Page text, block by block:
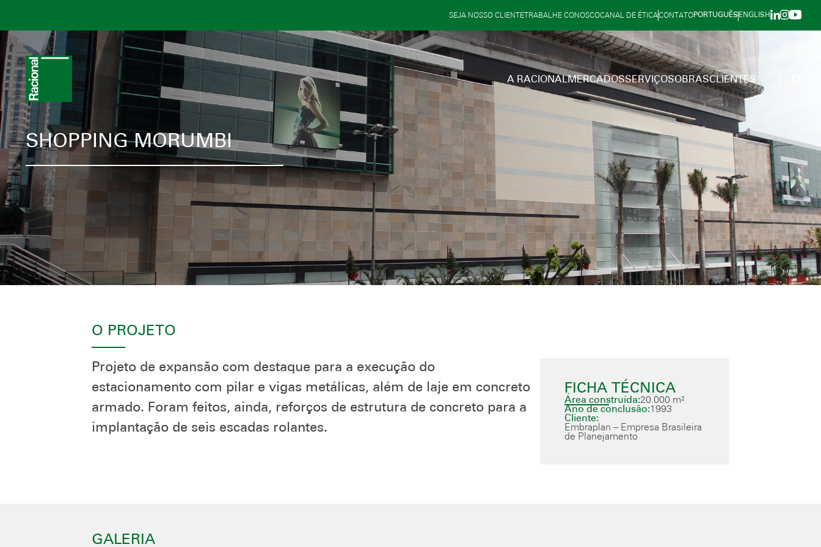
SEJA NOSSO CLIENTE TRABALHE CONOSCOCANAL DE ÉTICACONTATOPORTUGUÊS ENGLISH
A RACIONALMERCADOSSERVIÇOSOBRASCLIENTES
SHOPPING MORUMBI
O PROJETO
Projeto de expansão com destaque para a execução do
estacionamento com pilar e vigas metálicas, além de laje em concreto
armado. Foram feitos, ainda, reforços de estrutura de concreto para a
implantação de seis escadas rolantes.
FICHA TÉCNICA
Área construída:20.000 m²
Ano de conclusão:1993
Cliente:
Embraplan – Empresa Brasileira
de Planejamento
GALERIA